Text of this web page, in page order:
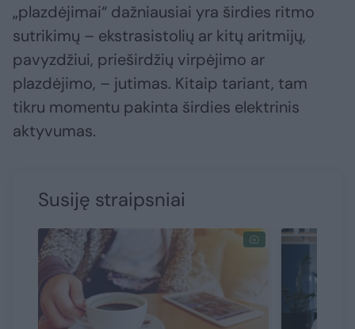
„plazdėjimai“ dažniausiai yra širdies ritmo
sutrikimų – ekstrasistolių ar kitų aritmijų,
pavyzdžiui, prieširdžių virpėjimo ar
plazdėjimo, – jutimas. Kitaip tariant, tam
tikru momentu pakinta širdies elektrinis
aktyvumas.
Susiję straipsniai